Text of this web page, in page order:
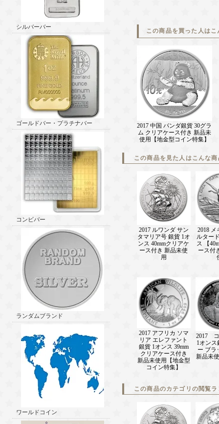
シルバーバー
ゴールドバー・プラチナバー
コンビバー
ランダムブランド
ワールドコイン
この商品を買った人は
2017 中国 パンダ銀貨 30グラ
ム クリアケース付き 新品未
使用【地金型コイン特集】
この商品を見た人はこんな
2017 ルワンダ サン
タマリア号 銀貨 1オ
ンス 40mmクリアケ
ース付き 新品未使
用
2018 メ
ルター
ス 【
ース付
2017 アフリカ ソマ
リア エレファント
銀貨 1オンス 39mm
クリアケース付き
新品未使用【地金型
コイン特集】
2017
1オンス
ー ブラ
新品未
この商品のカテゴリの閲覧